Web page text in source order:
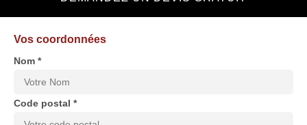
Vos coordonnées
Nom *
Code postal *